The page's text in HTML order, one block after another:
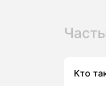
Основные
Кто